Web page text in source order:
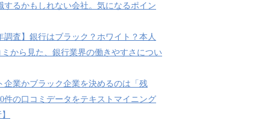
するかもしれない会社。気になるポイン
調査】銀行はブラック？ホワイト？本人
から見た、銀行業界の働きやすさについ
企業かブラック企業を決めるのは「残
件の口コミデータをテキストマイニング